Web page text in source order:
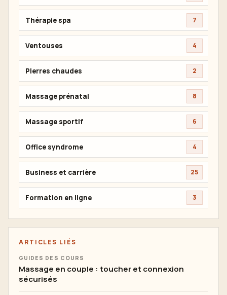
Thérapie spa 7
Ventouses 4
Pierres chaudes 2
Massage prénatal 8
Massage sportif 6
Office syndrome 4
Business et carrière 25
Formation en ligne 3
ARTICLES LIÉS
GUIDES DES COURS
Massage en couple : toucher et connexion
sécurisés